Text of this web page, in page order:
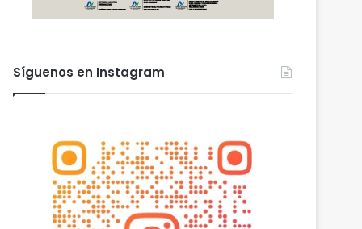
Síguenos en Instagram